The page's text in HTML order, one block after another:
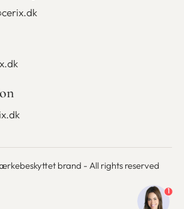
brand - All rights reserved
1